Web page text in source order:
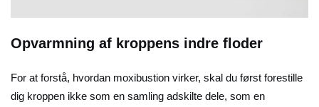
Opvarmning af kroppens indre floder
For at forstå, hvordan moxibustion virker, skal du først forestille
dig kroppen ikke som en samling adskilte dele, som en